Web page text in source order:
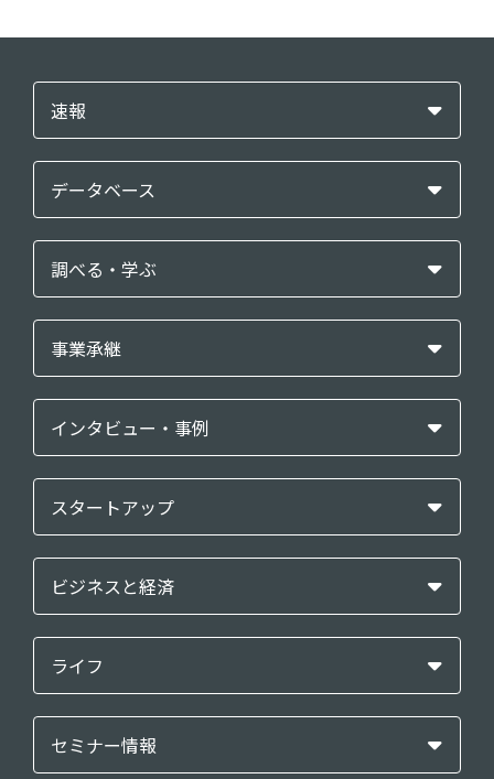
速報
データベース
調べる・学ぶ
事業承継
インタビュー・事例
スタートアップ
ビジネスと経済
ライフ
セミナー情報